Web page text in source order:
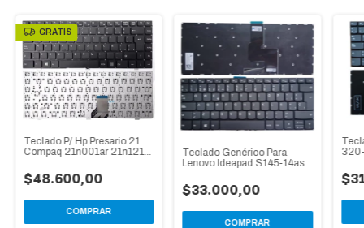
GRATIS
Teclado P/ Hp Presario 21
Compaq 21n001ar 21n121ar
$48.600,00
COMPRAR
Teclado Genérico Para
Lenovo Ideapad S145-14ast
$33.000,00
COMPRAR